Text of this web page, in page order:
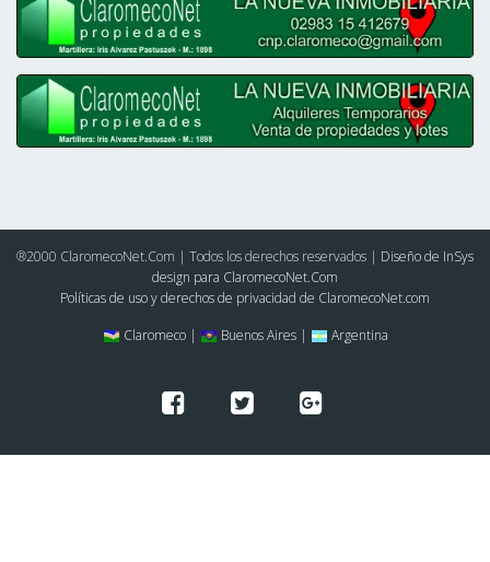
®2000 ClaromecoNet.Com | Todos los derechos reservados | Diseño de InSys
design para ClaromecoNet.Com
Políticas de uso y derechos de privacidad de ClaromecoNet.com
Claromeco |
Buenos Aires | Argentina